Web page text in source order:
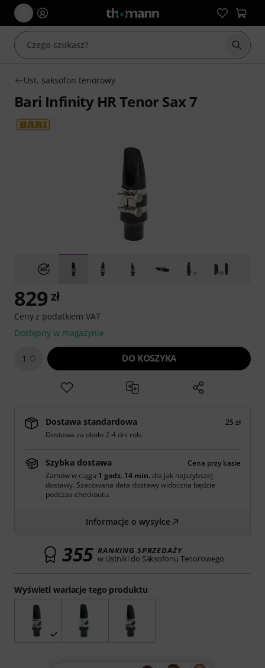
Ust. saksofon tenorowy
Bari Infinity HR Tenor Sax 7
Wyświetl wariacje tego produktu
829 zł
Ceny z podatkiem VAT
Dostępny w magazynie
1 DO KOSZYKA
Dostawa standardowa
25 zł
Dostawa za około 2-4 dni rob.
Szybka dostawa
Cena przy kasie
Zamów w ciągu 1 godz. 14 min. dla jak najszybszej
dostawy. Szacowana data dostawy widoczna będzie
podczas checkoutu.
Informacje o wysyłce
355 RANKING SPRZEDAŻY
w Ustniki do Saksofonu Tenorowego